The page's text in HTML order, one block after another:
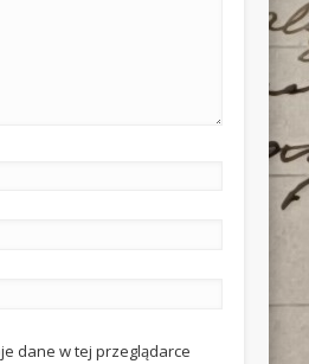
dane w tej przeglądarce